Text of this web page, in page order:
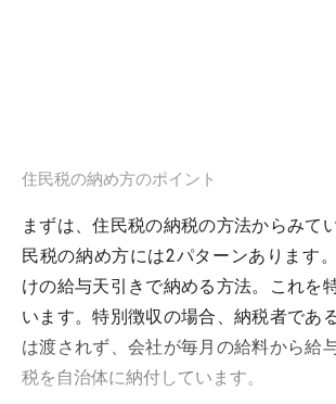
住民税の納め方のポイント
まずは、住民税の納税の方法からみて
民税の納め方には2パターンあります
けの給与天引きで納める方法。これを
います。特別徴収の場合、納税者であ
は渡されず、会社が毎月の給料から給
税を自治体に納付しています。